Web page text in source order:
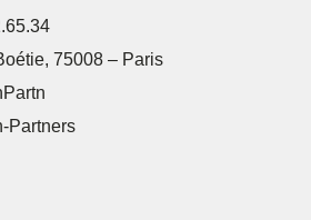
75008 – Paris
Partners